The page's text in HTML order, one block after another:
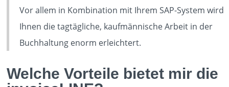
SOLUTIONS
PROCESSES
Vor allem in Kombination mit Ihrem SAP-System wird
Ihnen die tagtägliche, kaufmännische Arbeit in der
Buchhaltung enorm erleichtert.
Welche Vorteile bietet mir die